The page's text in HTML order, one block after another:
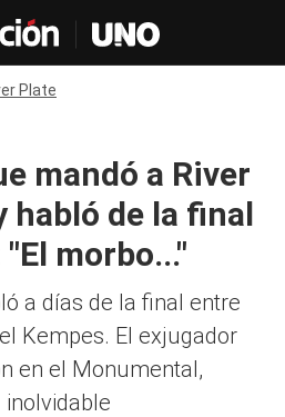
Plate
mandó a River
habló de la final
morbo..."
a días de la final entre
Kempes. El exjugador
en el Monumental,